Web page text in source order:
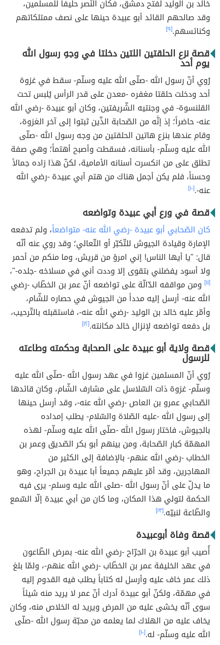
خالد بن الوليد لفتح دمشق، فكان النّصر حليفاً للمسلمين،
وقد صالحهم القائد أبو عبيدة حينها على نصف ممتلكاتهم
وكنائسهم.[٩]
قصة نزع الحلقتين اللتين دخلتا في وجهِ رسول الله
يوم أحد
رُوي أنّ رسول الله -صلّى الله عليه وسلّم- سقط في غزوة
أحد ودخلت حلقتا مغفره -معدن على قدر الرأس يُلبس تحت
القلنسوة- في وجنتيه الشّريفتين، وكان أبو عبيدة -رضي الله
عنه- حاضراً؛ إذ إنَّه من الصّحابة الذّين ثبتوا إلى آخر الغزوة،
وقام عندها بنزع هاتين الحلقتين من وجه رسول الله -صلّى
الله عليه وسلّم- بأسنانه، فسقطت وأصبح أهتماً؛ وهي صفة
تطلق على من انكسرت أسنانه الأمامية، لكنّ هذا زاده جمالاً
وحسناً، فلم يكن أجمل هناك من هتم أبي عبيدة -رضي الله
عنه-.[١٠]
قصة في ورع أبي عبيدة وتواضعه
كان الصّحابي أبو عبيدة -رضي الله عنه- متواضعاً، ولم تدفعه
الإمارة وقيادة الجيوش للتّكبّر أو التّعالي؛ وقد روي عنه أنّه
قال: "يا أيها الناس! إني امرؤ من قريش، وما منكم من أحمر
ولا أسود يفضلني بتقوى إلا وددت أني في مسلاخه -جلده-"،
[١١]
ومن مواقفه الدّالّة على تواضعه أنّ عمر بن الخطّاب -رضي
الله عنه- أرسل إليه مدداً من الجيوش في حصاره للشّام،
وأمّر عليه خالد بن الوليد -رضي الله عنه-، فاستقبله بالتّرحيب،
بل دفعه تواضعه لإنزال خالد مكانته.[١٢]
قصة ولاية أبو عبيدة على الصحابة وحكمته وطاعته
للرسول
رُوي أنّ المسلمين غزوا في عهد رسول الله -صلّى الله عليه
وسلّم- غزوة ذات السّلاسل على مشارف الشّام، وكان قائدها
الصّحابي عمرو بن العاص -رضي الله عنه-، وقد أرسل حينها
إلى رسول الله -عليه الصّلاة والسّلام- يطلب إمداده
بالجيوش، فاختار رسول الله -صلّى الله عليه وسلّم- لهذه
المهمّة كبار الصّحابة، ومن بينهم أبو بكر الصّديق وعمر بن
الخطاب -رضي الله عنهم- بالإضافة إلى الكثير من
المهاجرين، وقد أمّر عليهم جميعاً أبا عبيدة بن الجراح، وهو
ما يدلّ على أنّ رسول الله -صلى الله عليه وسلم- يرى فيه
الحكمة لتولي هذا المكان، وما كان من أبي عبيدة إلّا السّمع
والطّاعة لنبيّه.[١٣]
قصة وفاة أبوعبيدة
أُصيب أبو عبيدة بن الجرّاح -رضي الله عنه- بمرض الطّاعون
في عهد الخليفة عمر بن الخطّاب -رضي الله عنهم-، ولمّا بلغ
ذلك عمر خاف عليه وأرسل له كتاباً يطلب فيه القدوم إليه
في مهمّة، ولكنّ أبو عبيدة أدرك أنّ عمر لا يريد منه شيئاً
سوى أنّه يخشى عليه من المرض ويريد له الخلاص منه، وكان
يخاف عليه من الهلاك لما يعلمه من محبّة رسول الله -صلّى
الله عليه وسلّم- له.[١٠]